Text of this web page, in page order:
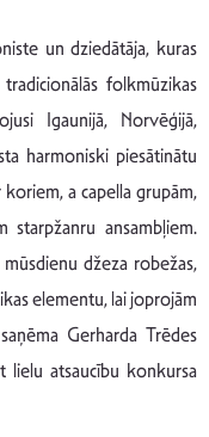
un dziedātāja, kuras
folkmūzikas
Igaunijā, Norvēģijā,
harmoniski piesātinātu
a capella grupām,
ansambļiem.
džeza robežas,
elementu, lai joprojām
Gerharda Trēdes
lielu atsaucību konkursa